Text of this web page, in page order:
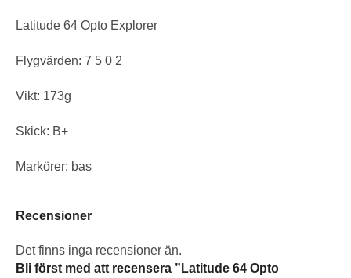
Latitude 64 Opto Explorer
Flygvärden: 7 5 0 2
Vikt: 173g
Skick: B+
Markörer: bas
Recensioner
Det finns inga recensioner än.
Bli först med att recensera ”Latitude 64 Opto